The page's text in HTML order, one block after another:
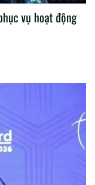
vụ hoạt động